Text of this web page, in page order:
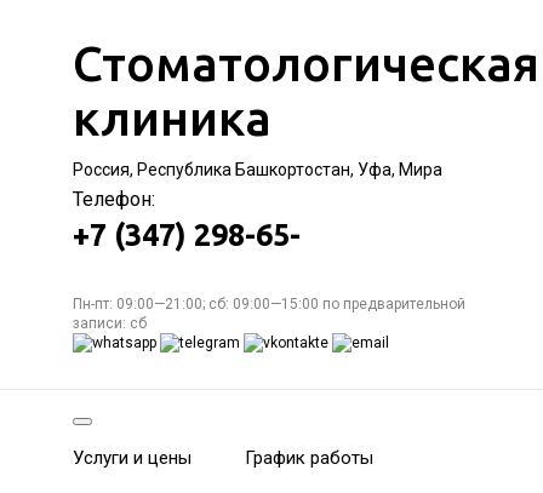
Стоматологическая
клиника
Россия, Республика Башкортостан, Уфа, Мира
Телефон:
+7 (347) 298-65-
Пн-пт: 09:00—21:00; сб: 09:00—15:00 по предварительной
записи: сб
Услуги и цены График работы